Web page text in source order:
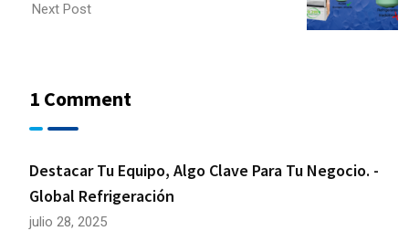
Next Post
1 Comment
Destacar Tu Equipo, Algo Clave Para Tu Negocio. -
Global Refrigeración
julio 28, 2025